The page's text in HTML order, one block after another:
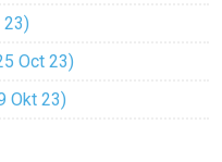
23)
Oct 23)
Okt 23)